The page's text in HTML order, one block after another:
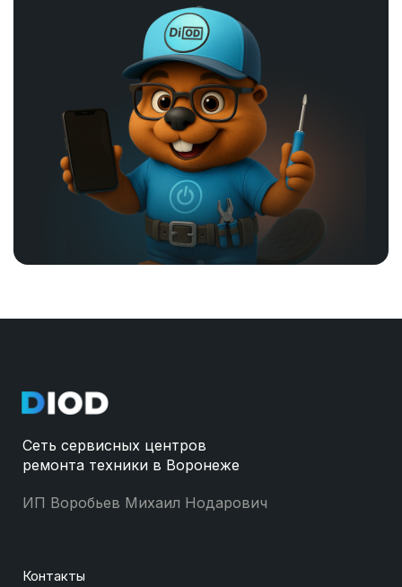
Сеть сервисных центров
ремонта техники в Воронеже
ИП Воробьев Михаил Нодарович
Контакты